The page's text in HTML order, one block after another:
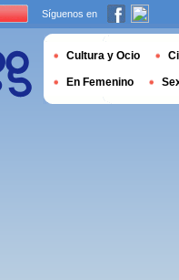
Síguenos en
Cultura y Ocio
En Femenino